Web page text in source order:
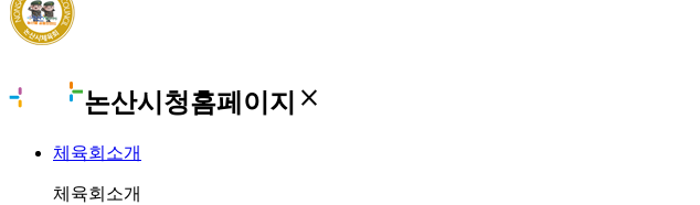
논산시청홈페이지 close
체육회소개
체육회소개